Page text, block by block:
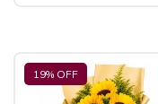
19% OFF